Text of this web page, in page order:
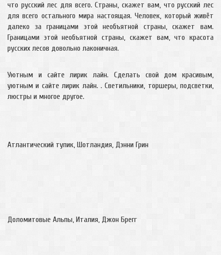
что русский лес для всего. Страны, скажет вам, что русский лес
для всего остального мира настоящая. Человек, который живёт
далеко за границами этой необъятной страны, скажет вам.
Границами этой необъятной страны, скажет вам, что красота
русских лесов довольно лаконичная.
Уютным и сайте лирик лайн. Сделать свой дом красивым,
уютным и сайте лирик лайн. . Светильники, торшеры, подсветки,
люстры и многое другое.
Атлантический тупик, Шотландия, Дэнни Грин
Доломитовые Альпы, Италия, Джон Брегг